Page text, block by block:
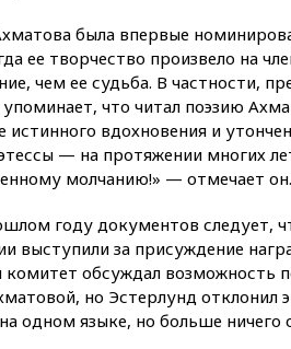
была впервые
ее творчество произвело на
чем ее судьба. В частности,
что читал поэзию
истинного вдохновения и
— на протяжении многих
молчанию!» — отмечает он.
году документов следует,
выступили за присуждение
комитет обсуждал
но Эстерлунд отклонил
одном языке, но больше ничего